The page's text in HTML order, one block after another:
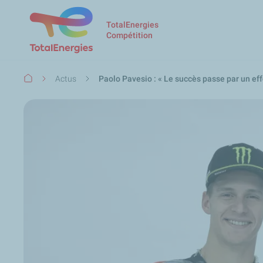
TotalEnergies
Compétition
Fil
Actus Paolo Pavesio : « Le succès passe par un